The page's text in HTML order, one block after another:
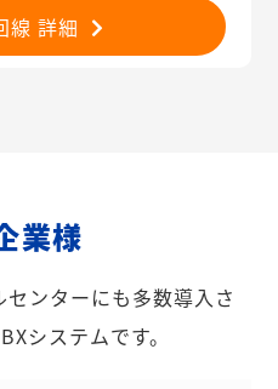
線 詳細
業様
ンターにも多数導入さ
システムです。